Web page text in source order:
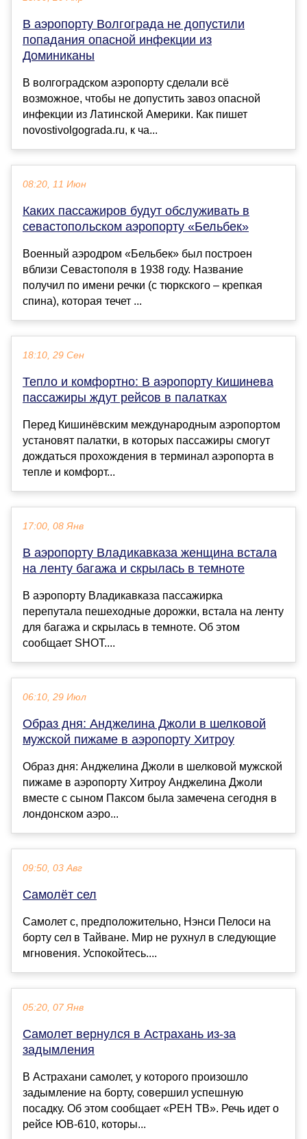
В аэропорту Волгограда не допустили
попадания опасной инфекции из
Доминиканы
В волгоградском аэропорту сделали всё
возможное, чтобы не допустить завоз опасной
инфекции из Латинской Америки. Как пишет
novostivolgograda.ru, к ча...
08:20, 11 Июн
Каких пассажиров будут обслуживать в
севастопольском аэропорту «Бельбек»
Военный аэродром «Бельбек» был построен
вблизи Севастополя в 1938 году. Название
получил по имени речки (с тюркского – крепкая
спина), которая течет ...
18:10, 29 Сен
Тепло и комфортно: В аэропорту Кишинева
пассажиры ждут рейсов в палатках
Перед Кишинёвским международным аэропортом
установят палатки, в которых пассажиры смогут
дождаться прохождения в терминал аэропорта в
тепле и комфорт...
17:00, 08 Янв
В аэропорту Владикавказа женщина встала
на ленту багажа и скрылась в темноте
В аэропорту Владикавказа пассажирка
перепутала пешеходные дорожки, встала на ленту
для багажа и скрылась в темноте. Об этом
сообщает SHOT....
06:10, 29 Июл
Образ дня: Анджелина Джоли в шелковой
мужской пижаме в аэропорту Хитроу
Образ дня: Анджелина Джоли в шелковой мужской
пижаме в аэропорту Хитроу Анджелина Джоли
вместе с сыном Паксом была замечена сегодня в
лондонском аэро...
09:50, 03 Авг
Самолёт сел
Самолет с, предположительно, Нэнси Пелоси на
борту сел в Тайване. Мир не рухнул в следующие
мгновения. Успокойтесь....
05:20, 07 Янв
Самолет вернулся в Астрахань из-за
задымления
В Астрахани самолет, у которого произошло
задымление на борту, совершил успешную
посадку. Об этом сообщает «РЕН ТВ». Речь идет о
рейсе ЮВ-610, которы...